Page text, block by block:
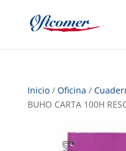
Inicio/ Oficina /
BUHO CARTA 100H